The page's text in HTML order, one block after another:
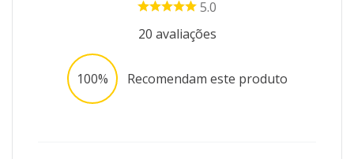
5.0
20 avaliações
100% Recomendam este produto